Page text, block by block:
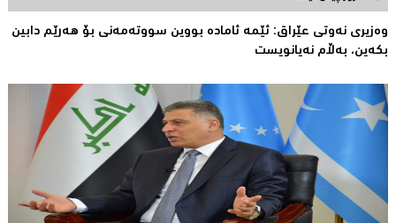
وەزیری نەوتی عێراق: ئێمە ئامادە بووین سووتەمەنی بۆ هەرێم دابین
بكەین، بەڵام نەیانویست